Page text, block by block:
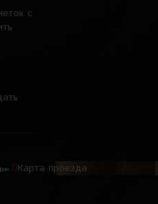
с
Карта проезда